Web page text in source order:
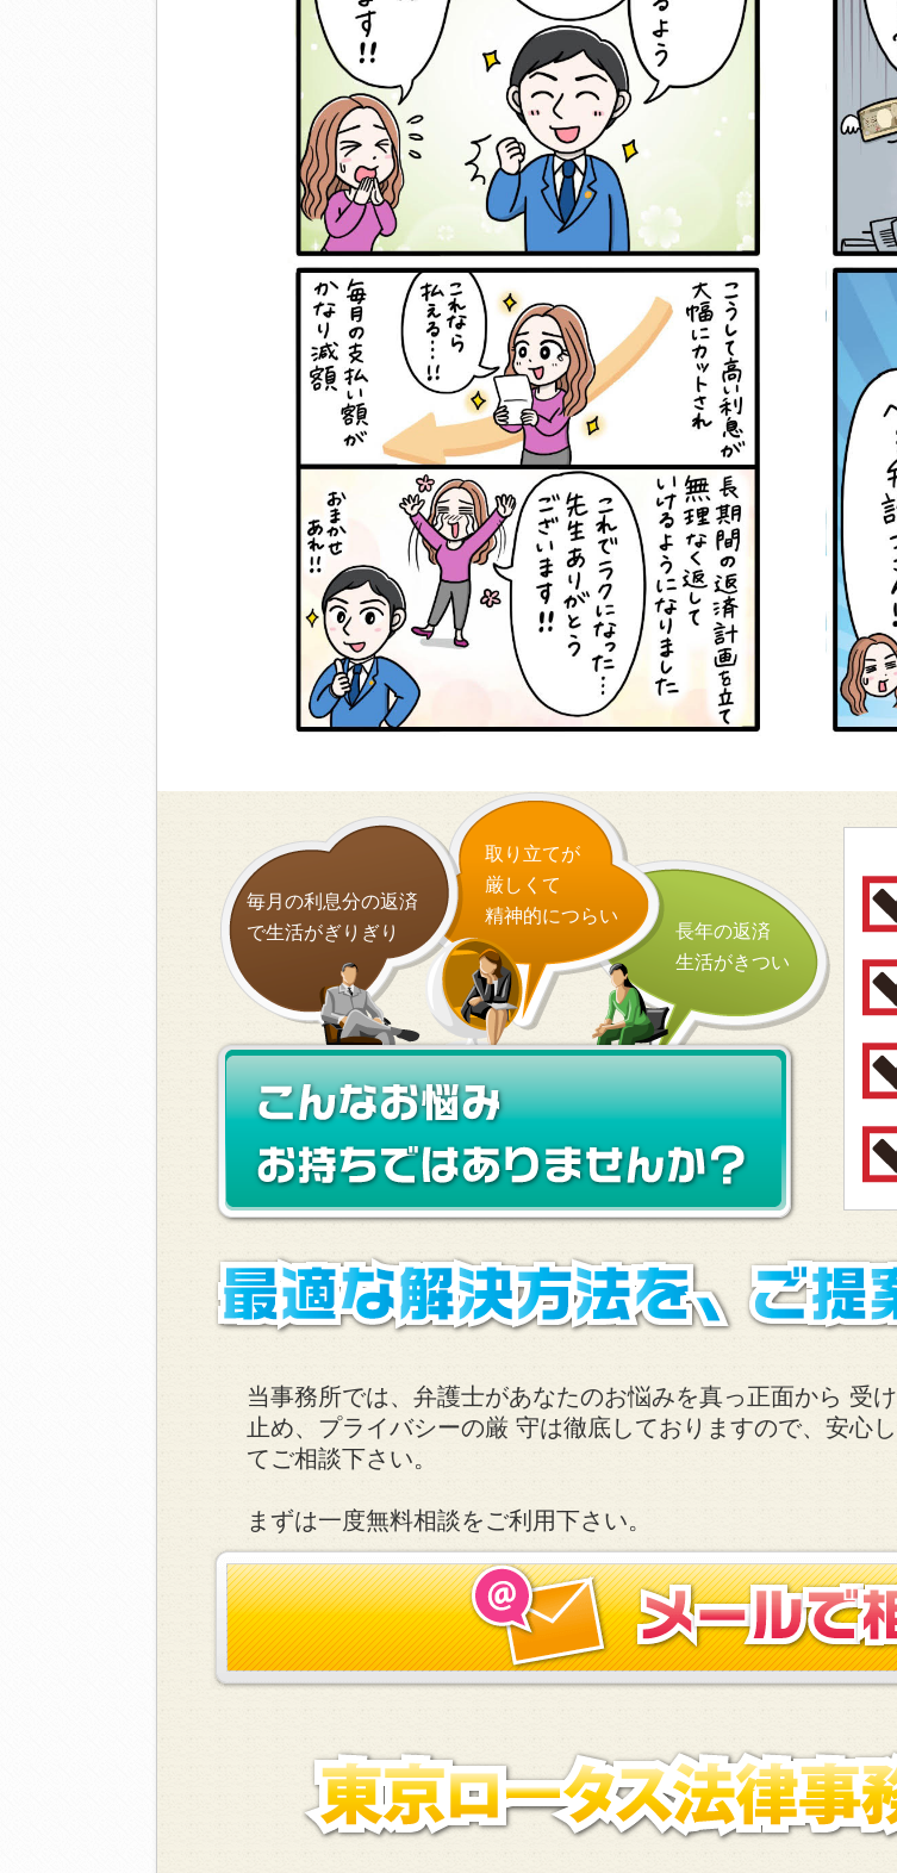
毎月の利息分の返済
で生活がぎりぎり
取り立てが
厳しくて
精神的につらい
長年の返済
生活がきつい
当事務所では、弁護士があなたのお悩みを真っ正面から 受け
止め、プライバシーの厳 守は徹底しておりますので、安心し
てご相談下さい。
まずは一度無料相談をご利用下さい。